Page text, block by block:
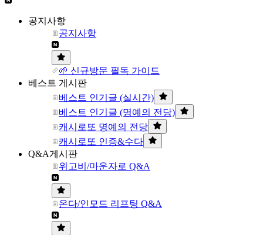
공지사항
공지사항
🌱 신규방문 필독 가이드
베스트 게시판
베스트 인기글 (실시간)
베스트 인기글 (명예의 전당)
캐시로또 명예의 전당
캐시로또 인증&수다
Q&A게시판
위고비/마운자로 Q&A
온다/인모드 리프팅 Q&A